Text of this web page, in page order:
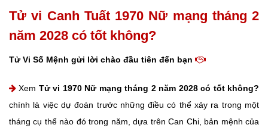
Tử vi Canh Tuất 1970 Nữ mạng tháng 2
năm 2028 có tốt không?
Tử Vi Số Mệnh gửi lời chào đầu tiên đến bạn
Xem Tử vi 1970 Nữ mạng tháng 2 năm 2028 có tốt không?
chính là việc dự đoán trước những điều có thể xảy ra trong một
tháng cụ thể nào đó trong năm, dựa trên Can Chi, bản mệnh của